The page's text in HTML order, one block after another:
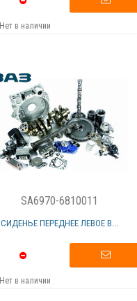
Нет в наличии
SA6970-6810011
СИДЕНЬЕ ПЕРЕДНЕЕ ЛЕВОЕ В...
Нет в наличии